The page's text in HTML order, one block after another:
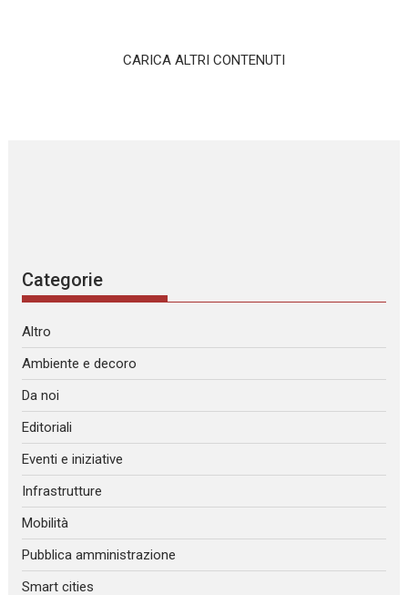
CARICA ALTRI CONTENUTI
Categorie
Altro
Ambiente e decoro
Da noi
Editoriali
Eventi e iniziative
Infrastrutture
Mobilità
Pubblica amministrazione
Smart cities